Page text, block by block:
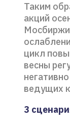
Таким
акций
цикл
весны
ведущих
3